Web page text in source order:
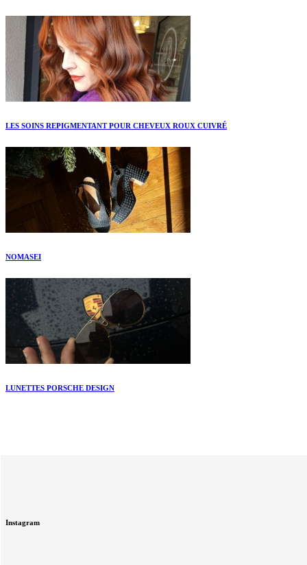
LES SOINS REPIGMENTANT POUR CHEVEUX ROUX CUIVRÉ
NOMASEI
LUNETTES PORSCHE DESIGN
Instagram